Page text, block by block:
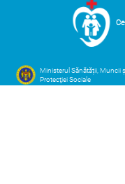
Ministerul Sănătății, Muncii
Protecţiei Sociale